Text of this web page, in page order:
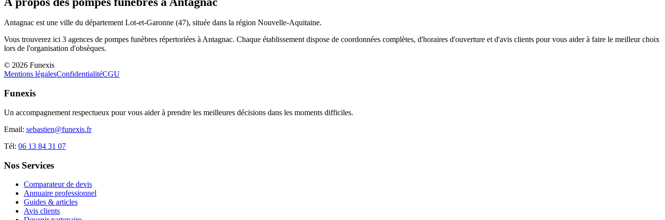
Antagnac est une ville du départementLot-et-Garonne (47), située dans la région Nouvelle-Aquitaine.
Vous trouverez ici 3 agences de pompes funèbres répertoriées àAntagnac. Chaque établissement dispose de coordonnées complètes, d'horaires d'ouverture et d'avis clients pour vous aider à faire le meilleur choix
lors de l'organisation d'obsèques.
© 2026 Funexis
Mentions légalesConfidentialitéCGU
Funexis
Un accompagnement respectueux pour vous aider à prendre les meilleures décisions dans les moments difficiles.
Email: sebastien@funexis.fr
Tél: 06 13 84 31 07
Nos Services
Comparateur de devis
Annuaire professionnel
Guides & articles
Avis clients